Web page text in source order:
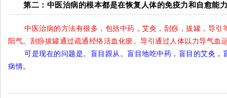
第二：中医治病的根本都是在恢复人体的免疫力和自愈能力
中医治病的方法有很多，包括中药，艾灸，刮痧，拔罐，导
阳气。刮痧拔罐通过疏通经络活血化瘀。导引通过人体以力导气
可是现在的问题是。盲目跟从。盲目地吃中药，盲目的艾灸
病情。